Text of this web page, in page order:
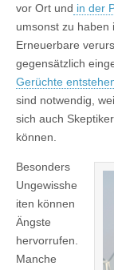
vor Ort und in der
umsonst zu haben
Erneuerbare
gegensätzlich
Gerüchte
sind notwendig,
sich auch
können.
Besonders
Ungewisshe
iten können
Ängste
hervorrufen.
Manche